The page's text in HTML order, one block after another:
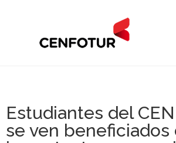
Estudiantes del
se ven beneficiados